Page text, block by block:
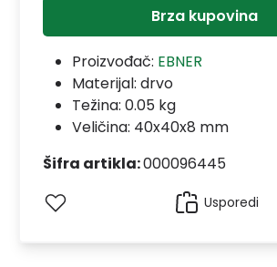
Brza kupovina
Proizvođač: EBNER
Materijal: drvo
Težina: 0.05 kg
Veličina: 40x40x8 mm
Šifra artikla:000096445
Usporedi